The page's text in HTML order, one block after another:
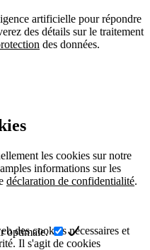
artificielle pour répondre
des détails sur le traitement
des données.
les cookies sur notre
informations sur les
déclaration de confidentialité.
des cookies nécessaires et
Il s'agit de cookies
optimale.